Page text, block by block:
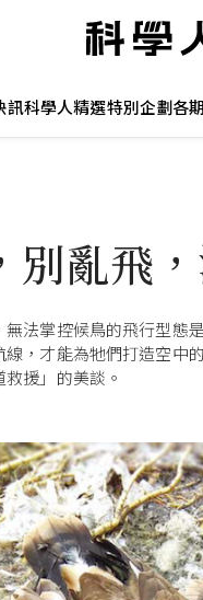
訊科學人精選特別企劃各
別亂飛
法掌控候鳥的飛行型態
線，才能為牠們打造空中
援」的美談。